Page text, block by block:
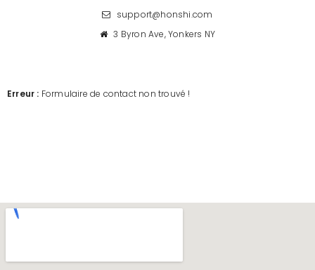
support@honshi.com
3 Byron Ave, Yonkers NY
Erreur : Formulaire de contact non trouvé !